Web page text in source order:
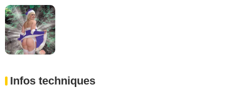
Infos techniques